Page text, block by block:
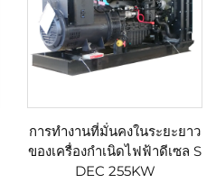
การทำงานที่มั่นคงในระยะยาว
ของเครื่องกำเนิดไฟฟ้าดีเซล S
DEC 255KW